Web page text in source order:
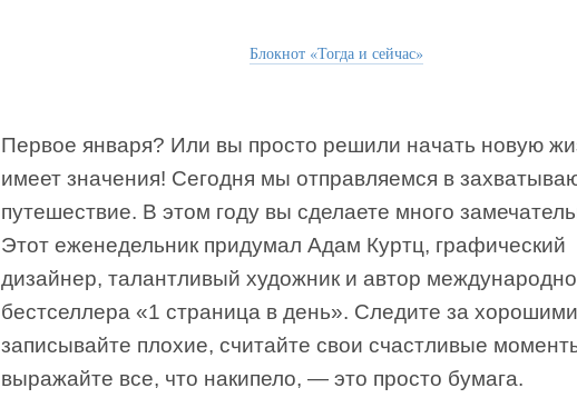
Блокнот «Тогда и сейчас»
Первое января? Или вы просто решили начать новую
имеет значения! Сегодня мы отправляемся в
путешествие. В этом году вы сделаете много
Этот еженедельник придумал Адам Куртц, графический
дизайнер, талантливый художник и автор
бестселлера «1 страница в день». Следите за
записывайте плохие, считайте свои счастливые
выражайте все, что накипело, — это просто бумага.